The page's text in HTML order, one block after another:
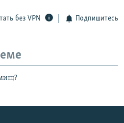
без VPN Подпишитесь